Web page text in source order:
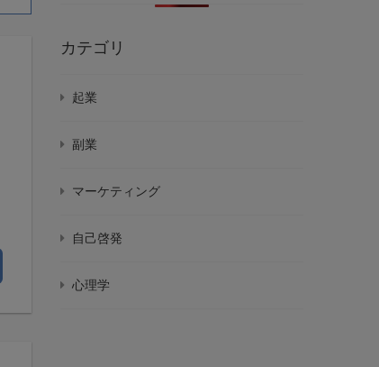
カテゴリ
起業
副業
マーケティング
自己啓発
心理学